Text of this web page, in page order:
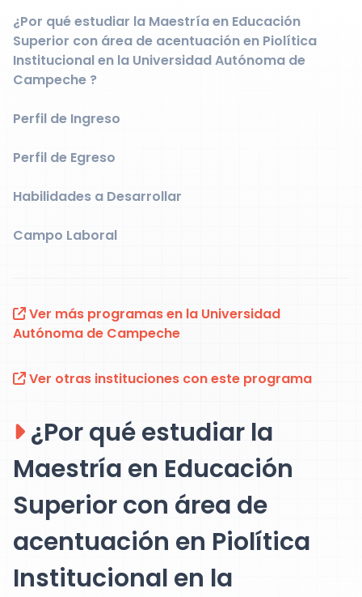
¿Por qué estudiar la Maestría en Educación
Superior con área de acentuación en Piolítica
Institucional en la Universidad Autónoma de
Campeche ?
Perfil de Ingreso
Perfil de Egreso
Habilidades a Desarrollar
Campo Laboral
Ver más programas en la Universidad
Autónoma de Campeche
Ver otras instituciones con este programa
¿Por qué estudiar la
Maestría en Educación
Superior con área de
acentuación en Piolítica
Institucional en la